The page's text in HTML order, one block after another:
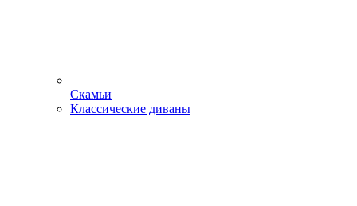
Скамьи
Классические диваны